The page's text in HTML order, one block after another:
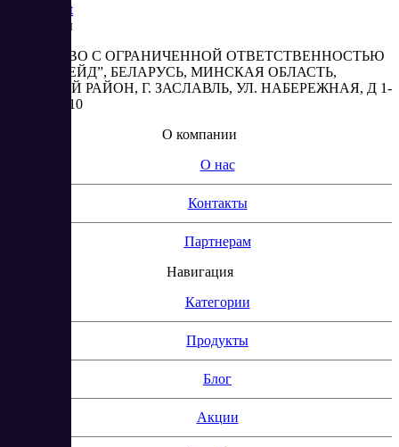
Market
Реквизиты
ОБЩЕСТВО С ОГРАНИЧЕННОЙ ОТВЕТСТВЕННОСТЬЮ
“АБЕСТРЕЙД”, БЕЛАРУСЬ, МИНСКАЯ ОБЛАСТЬ,
МИНСКИЙ РАЙОН, Г. ЗАСЛАВЛЬ, УЛ. НАБЕРЕЖНАЯ, Д 1-
2, КОМ. 310
О компании
О нас
Контакты
Партнерам
Навигация
Категории
Продукты
Блог
Акции